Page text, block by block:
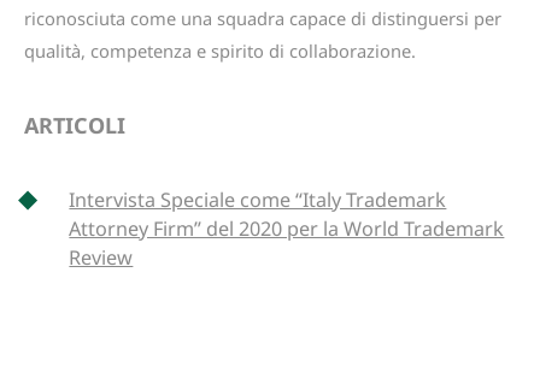
riconosciuta come una squadra capace di distinguersi per
qualità, competenza e spirito di collaborazione.
ARTICOLI
Intervista Speciale come “Italy Trademark
Attorney Firm” del 2020 per la World Trademark
Review